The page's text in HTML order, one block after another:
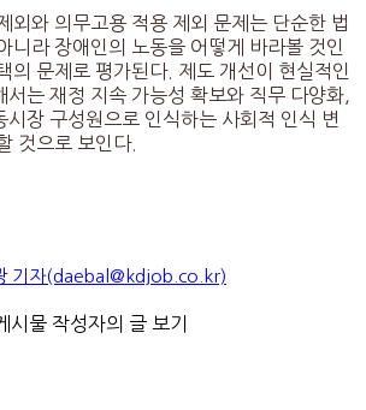
외와 의무고용 적용 제외 문제는 단순한 법
니라 장애인의 노동을 어떻게 바라볼 것인
의 문제로 평가된다. 제도 개선이 현실적인
서는 재정 지속 가능성 확보와 직무 다양화,
시장 구성원으로 인식하는 사회적 인식 변
것으로 보인다.
기자(daebal@kdjob.co.kr)
시물 작성자의 글 보기